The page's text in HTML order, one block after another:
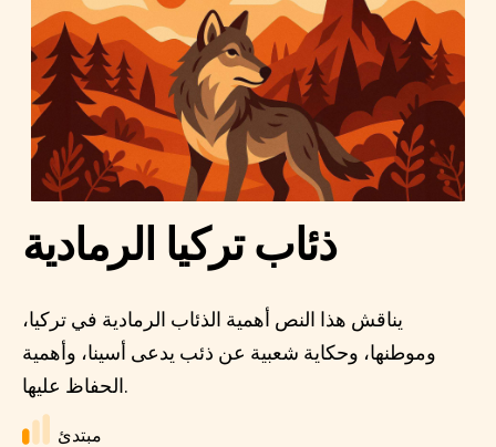
ذئاب تركيا الرمادية
يناقش هذا النص أهمية الذئاب الرمادية في تركيا،
وموطنها، وحكاية شعبية عن ذئب يدعى أسينا، وأهمية
الحفاظ عليها.
مبتدئ